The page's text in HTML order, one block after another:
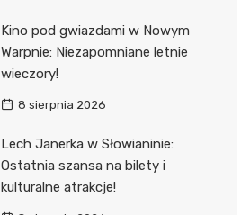
Kino pod gwiazdami w Nowym
Warpnie: Niezapomniane letnie
wieczory!
8 sierpnia 2026
Lech Janerka w Słowianinie:
Ostatnia szansa na bilety i
kulturalne atrakcje!